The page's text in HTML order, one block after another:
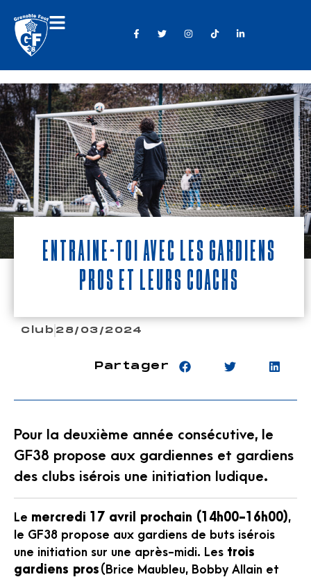
Entraîne-toi avec les gardiens
pros et leurs coachs
Club 28/03/2024
Partager
Pour la deuxième année consécutive, le
GF38 propose aux gardiennes et gardiens
des clubs isérois une initiation ludique.
Le mercredi 17 avril prochain (14h00-16h00),
le GF38 propose aux gardiens de buts isérois
une initiation sur une après-midi. Les trois
gardiens pros (Brice Maubleu, Bobby Allain et